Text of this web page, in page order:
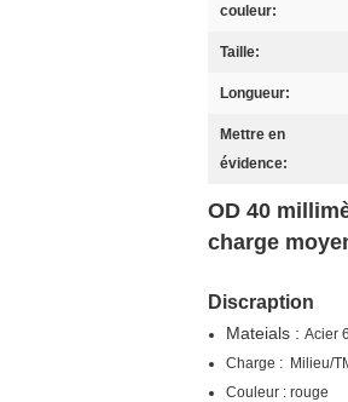
couleur:
Taille:
Longueur:
Mettre en
évidence:
OD 40
charge
Discraption
Mateials : Acier
Charge : Milieu/
Couleur : rouge